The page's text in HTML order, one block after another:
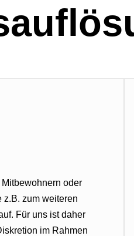
oder
z.B. zum weiteren
Für uns ist daher
im Rahmen